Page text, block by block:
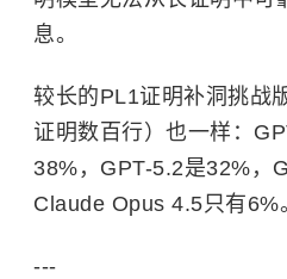
息。
较长的PL1证明补洞挑战
证明数百行）也一样：
38%，GPT-5.2是32%，
Claude Opus 4.5只有6%
---